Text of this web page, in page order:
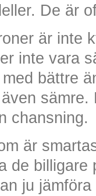
De är
är inte
inte vara
bättre
chansning.
är
de
ju